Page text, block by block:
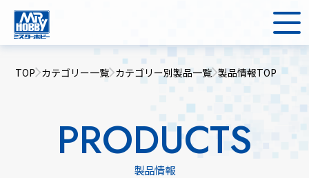
TOP カテゴリー一覧 カテゴリー別製品一覧 製品情報TOP
PRODUCTS
製品情報